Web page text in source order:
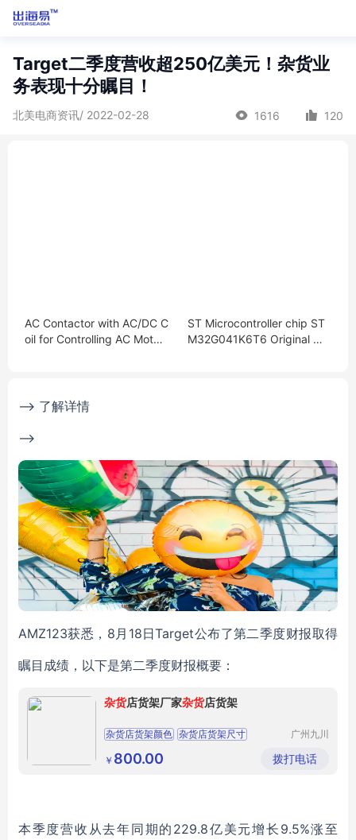
Target二季度营收超250亿美元！杂货业
务表现十分瞩目！
北美电商资讯/ 2022-02-28 1616 120
AC Contactor with AC/DC C
oil for Controlling AC Motor
ST Microcontroller chip ST
M32G041K6T6 Original MC
--> 了解详情
-->
AMZ123获悉，8月18日Target公布了第二季度财报取得
瞩目成绩，以下是第二季度财报概要：
杂货店货架厂家杂货店货架
杂货店货架颜色 杂货店货架尺寸
杂货店货架材质
广州九川
公司
￥ 800.00 拨打电话
本季度营收从去年同期的229.8亿美元增长9.5%涨至